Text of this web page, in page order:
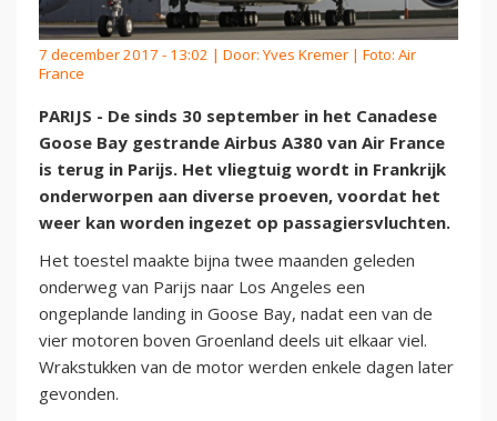
7 december 2017 - 13:02 | Door:Yves Kremer | Foto: Air
France
PARIJS - De sinds 30 september in het Canadese
Goose Bay gestrande Airbus A380 van Air France
is terug in Parijs. Het vliegtuig wordt in Frankrijk
onderworpen aan diverse proeven, voordat het
weer kan worden ingezet op passagiersvluchten.
Het toestel maakte bijna twee maanden geleden
onderweg van Parijs naar Los Angeles een
ongeplande landing in Goose Bay, nadat een van de
vier motoren boven Groenland deels uit elkaar viel.
Wrakstukken van de motor werden enkele dagen later
gevonden.